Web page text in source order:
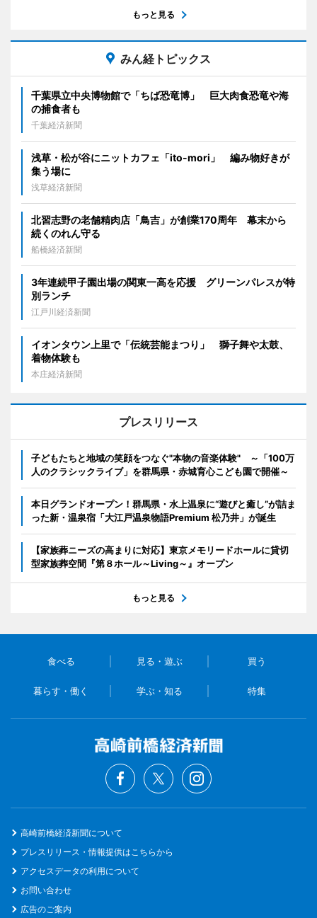
もっと見る
みん経トピックス
千葉県立中央博物館で「ちば恐竜博」 巨大肉食恐竜や海
の捕食者も
千葉経済新聞
浅草・松が谷にニットカフェ「ito-mori」 編み物好きが
集う場に
浅草経済新聞
北習志野の老舗精肉店「鳥吉」が創業170周年 幕末から
続くのれん守る
船橋経済新聞
3年連続甲子園出場の関東一高を応援 グリーンパレスが特
別ランチ
江戸川経済新聞
イオンタウン上里で「伝統芸能まつり」 獅子舞や太鼓、
着物体験も
本庄経済新聞
プレスリリース
子どもたちと地域の笑顔をつなぐ"本物の音楽体験" ～「100万
人のクラシックライブ」を群馬県・赤城育心こども園で開催～
本日グランドオープン！群馬県・水上温泉に“遊びと癒し”が詰ま
った新・温泉宿「大江戸温泉物語Premium 松乃井」が誕生
【家族葬ニーズの高まりに対応】東京メモリードホールに貸切
型家族葬空間『第８ホール～Living～』オープン
もっと見る
食べる 見る・遊ぶ 買う
暮らす・働く 学ぶ・知る 特集
高崎前橋経済新聞について
プレスリリース・情報提供はこちらから
アクセスデータの利用について
お問い合わせ
広告のご案内